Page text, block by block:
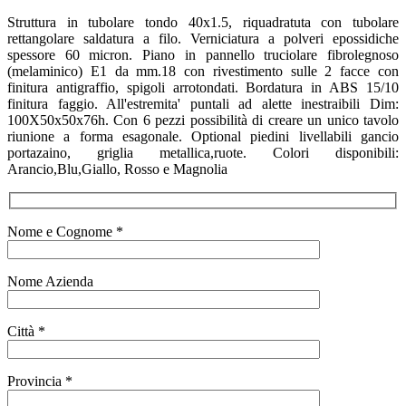
Struttura in tubolare tondo 40x1.5, riquadratuta con tubolare
rettangolare saldatura a filo. Verniciatura a polveri epossidiche
spessore 60 micron. Piano in pannello truciolare fibrolegnoso
(melaminico) E1 da mm.18 con rivestimento sulle 2 facce con
finitura antigraffio, spigoli arrotondati. Bordatura in ABS 15/10
finitura faggio. All'estremita' puntali ad alette inestraibili Dim:
100X50x50x76h. Con 6 pezzi possibilità di creare un unico tavolo
riunione a forma esagonale. Optional piedini livellabili gancio
portazaino, griglia metallica,ruote. Colori disponibili:
Arancio,Blu,Giallo, Rosso e Magnolia
Nome e Cognome *
Nome Azienda
Città *
Provincia *